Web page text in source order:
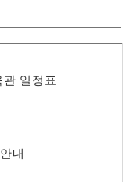
일정표
내